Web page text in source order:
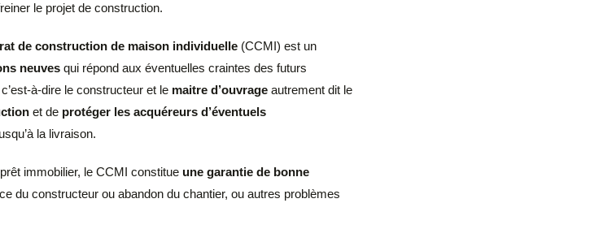
le projet de construction.
de construction de maison individuelle (CCMI) est un
neuves qui répond aux éventuelles craintes des futurs
c’est-à-dire le constructeur et le maitre d’ouvrage autrement dit le
et de protéger les acquéreurs d’éventuels
la livraison.
immobilier, le CCMI constitue une garantie de bonne
du constructeur ou abandon du chantier, ou autres problèmes